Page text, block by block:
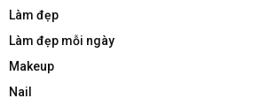
Làm đẹp
Làm đẹp mỗi ngày
Makeup
Nail